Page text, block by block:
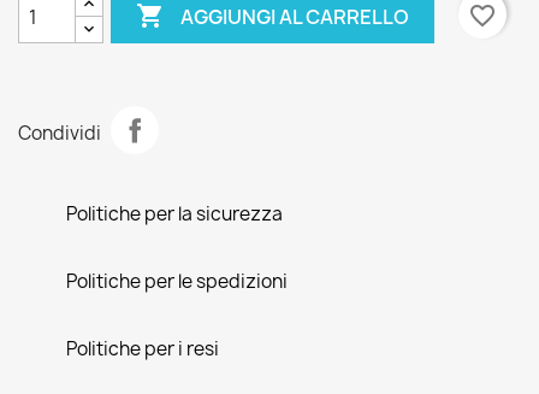
 AGGIUNGI AL CARRELLO favorite_border
Condividi
Politiche per la sicurezza
Politiche per le spedizioni
Politiche per i resi